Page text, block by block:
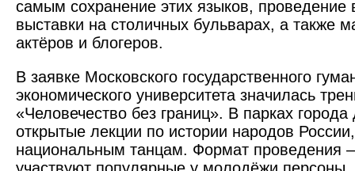
самым сохранение этих языков,
выставки на столичных бульварах, а также
актёров и блогеров.
В заявке Московского государственного
экономического университета значилась
«Человечество без границ». В парках
открытые лекции по истории народов
национальным танцам. Формат проведения